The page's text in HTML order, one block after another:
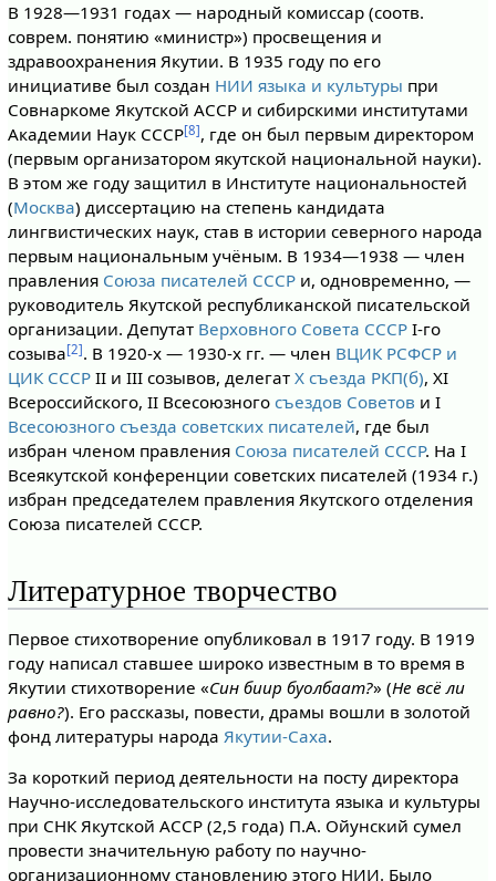
В 1928—1931 годах — народный комиссар (соотв.
соврем. понятию «министр») просвещения и
здравоохранения Якутии. В 1935 году по его
инициативе был создан НИИ языка и культуры при
Совнаркоме Якутской АССР и сибирскими институтами
Академии Наук СССР[8], где он был первым директором
(первым организатором якутской национальной науки).
В этом же году защитил в Институте национальностей
(Москва) диссертацию на степень кандидата
лингвистических наук, став в истории северного народа
первым национальным учёным. В 1934—1938 — член
правления Союза писателей СССРи, одновременно, —
руководитель Якутской республиканской писательской
организации. Депутат Верховного Совета СССРI-го
созыва[2]. В 1920-х — 1930-х гг. — член ВЦИК РСФСР и
ЦИК СССРII и III созывов, делегат X съезда РКП(б), XI
Всероссийского, II Всесоюзного съездов Советов и I
Всесоюзного съезда советских писателей, где был
избран членом правления Союза писателей СССР. На I
Всеякутской конференции советских писателей (1934 г.)
избран председателем правления Якутского отделения
Союза писателей СССР.
Литературное творчество
Первое стихотворение опубликовал в 1917 году. В 1919
году написал ставшее широко известным в то время в
Якутии стихотворение «Син биир буолбаат?» (Не всё ли
равно?). Его рассказы, повести, драмы вошли в золотой
фонд литературы народа Якутии-Саха.
За короткий период деятельности на посту директора
Научно-исследовательского института языка и культуры
при СНК Якутской АССР (2,5 года) П.А. Ойунский сумел
провести значительную работу по научно-
организационному становлению этого НИИ. Было